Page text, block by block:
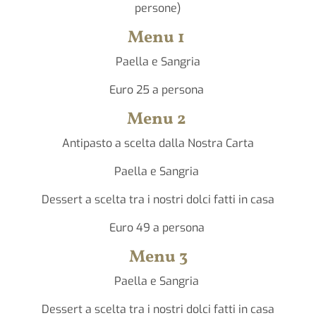
persone)
Menu 1
Paella e Sangria
Euro 25 a persona
Menu 2
Antipasto a scelta dalla Nostra Carta
Paella e Sangria
Dessert a scelta tra i nostri dolci fatti in casa
Euro 49 a persona
Menu 3
Paella e Sangria
Dessert a scelta tra i nostri dolci fatti in casa